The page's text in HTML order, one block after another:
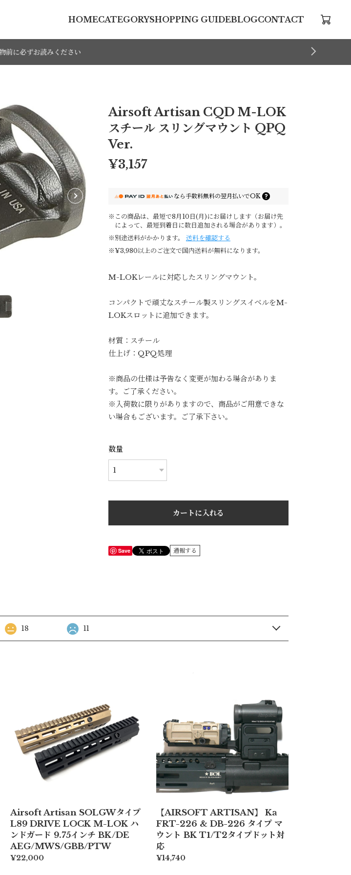
HOMECATEGORYSHOPPING GUIDEBLOGCONTACT
前に必ずお読みください
Airsoft Artisan CQD M-LOK
スチール スリングマウント QPQ
Ver.
¥3,157
なら手数料無料の翌月払いでOK
※この商品は、最短で8月10日(月)にお届けします（お届け先
によって、最短到着日に数日追加される場合があります）。
※別途送料がかかります。
送料を確認する
※¥3,980以上のご注文で国内送料が無料になります。
M-LOKレールに対応したスリングマウント。
コンパクトで頑丈なスチール製スリングスイベルをM-
LOKスロットに追加できます。
材質：スチール
仕上げ：QPQ処理
※商品の仕様は予告なく変更が加わる場合がありま
す。ご了承ください。
※入荷数に限りがありますので、商品がご用意できな
い場合もございます。ご了承下さい。
数量
カートに入れる
Save 通報する
18 11
Airsoft Artisan SOLGWタイプ
L89 DRIVE LOCK M-LOK ハ
ンドガード 9.75インチ BK/DE
AEG/MWS/GBB/PTW
¥22,000
【AIRSOFT ARTISAN】 Ka
FRT-226 & DB-226 タイプ マ
ウント BK T1/T2タイプドット対
応
¥14,740